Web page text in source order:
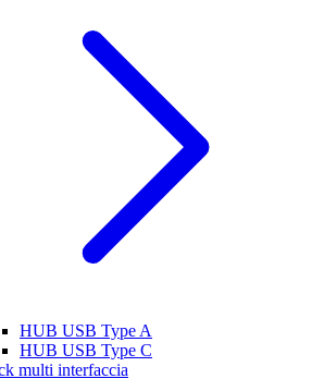
HUB USB Type A
HUB USB Type C
multi interfaccia